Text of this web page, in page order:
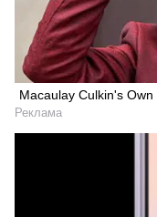
Macaulay Culkin's Own
Реклама